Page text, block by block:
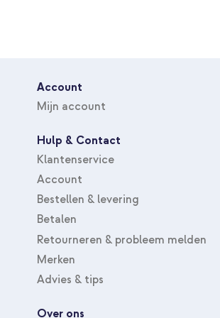
Account
Mijn account
Hulp & Contact
Klantenservice
Account
Bestellen & levering
Betalen
Retourneren & probleem melden
Merken
Advies & tips
Over ons